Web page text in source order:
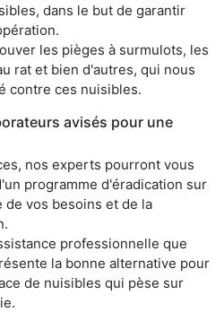
dans le but de garantir
les pièges à surmulots, les
rat et bien d'autres, qui nous
contre ces nuisibles.
avisés pour une
nos experts pourront vous
programme d'éradication sur
de vos besoins et de la
professionnelle que
la bonne alternative pour
de nuisibles qui pèse sur